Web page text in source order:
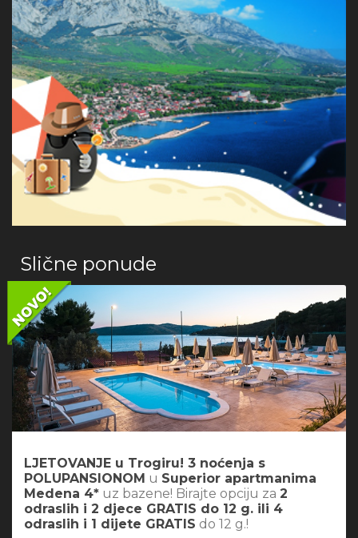
Slične ponude
LJETOVANJE u Trogiru! 3 noćenja s
POLUPANSIONOM u Superior apartmanima
Medena 4* uz bazene! Birajte opciju za 2
odraslih i 2 djece GRATIS do 12 g. ili 4
odraslih i 1 dijete GRATIS do 12 g.!